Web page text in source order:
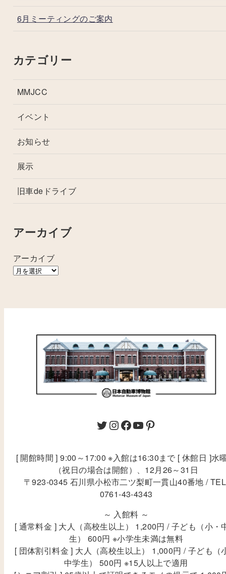
6月ミーティングのご案内
カテゴリー
MMJCC
イベント
お知らせ
展示
旧車deドライブ
アーカイブ
アーカイブ
[ 開館時間 ] 9:00～17:00 ※入館は16:30まで [ 休館日 ]水
（祝日の場合は開館）、12月26～31日
〒923-0345 石川県小松市二ツ梨町一貫山40番地 /
0761-43-4343
～ 入館料 ～
[ 通常料金 ] 大人（高校生以上） 1,200円 / 子ども（小・
生） 600円 ※小学生未満は無料
[ 団体割引料金 ] 大人（高校生以上） 1,000円 / 子ども（
中学生） 500円 ※15人以上で適用